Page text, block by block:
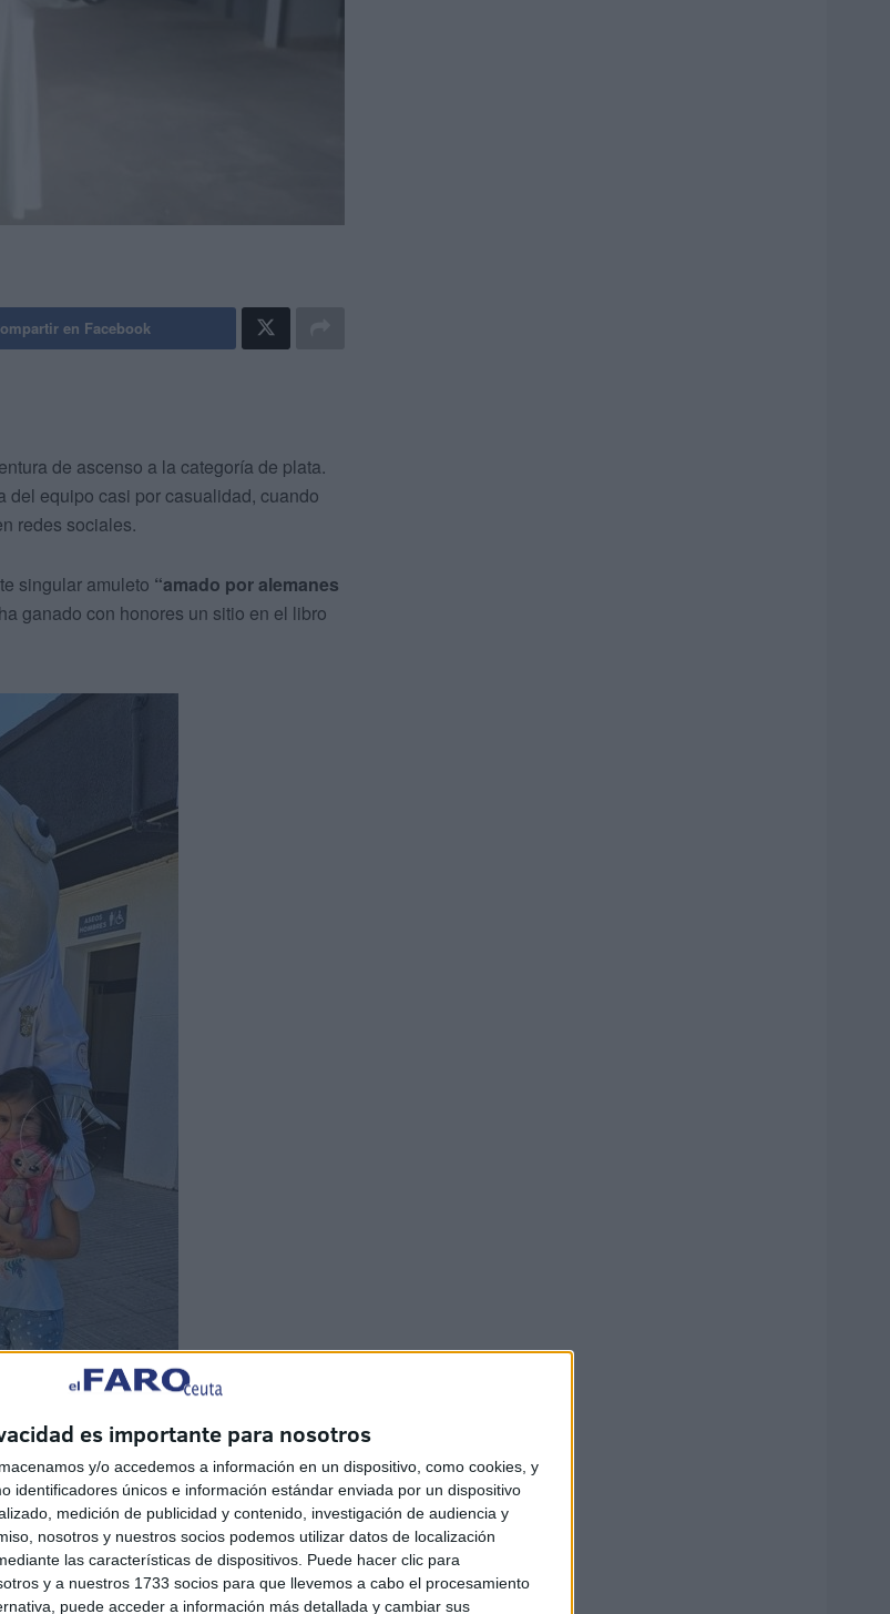
es importante para nosotros
y/o accedemos a información en un dispositivo, como cookies, y
identificadores únicos e información estándar enviada por un dispositivo
medición de publicidad y contenido, investigación de audiencia y
nosotros y nuestros socios podemos utilizar datos de localización
las características de dispositivos. Puede hacer clic para
y a nuestros 1733 socios para que llevemos a cabo el procesamiento
puede acceder a información más detallada y cambiar sus
en Facebook
de ascenso a la categoría de plata.
del equipo casi por casualidad, cuando
redes sociales.
singular amuleto “amado por alemanes
ganado con honores un sitio en el libro